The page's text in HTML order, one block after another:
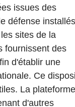
issues des
défense installés
sites de la
fournissent des
d'établir une
Ce
La plateforme
d'autres